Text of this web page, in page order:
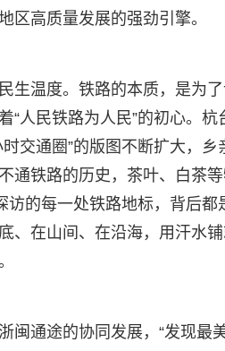
区高质量发展的强劲引擎。
生温度。铁路的本质，是为
“人民铁路为人民”的初心。
交通圈”的版图不断扩大，
通铁路的历史，茶叶、白茶
访的每一处铁路地标，背后
、在山间、在沿海，用汗水
闽通途的协同发展，“发现最